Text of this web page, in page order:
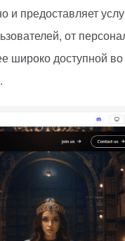
и предоставляет
от
широко доступной